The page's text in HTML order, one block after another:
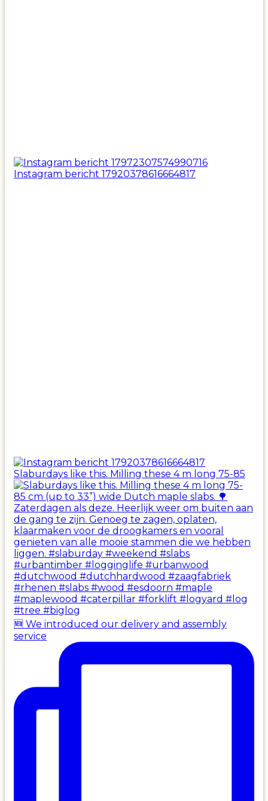
Instagram bericht 17920378616664817
Slaburdays like this. Milling these 4 m long 75-85
🆕 We introduced our delivery and assembly
service